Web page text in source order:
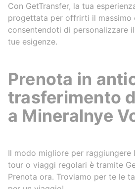
Con GetTransfer, la tua
progettata per offrirti il massimo
consentendoti di personalizzare
tue esigenze.
Prenota in
trasferimento
a Mineralnye
Il modo migliore per raggiungere
tour o viaggi regolari è tramite
Prenota ora. Troviamo per te le